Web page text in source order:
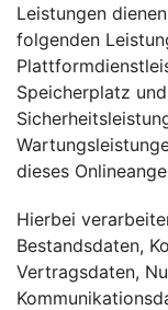
Leistungen
folgenden
Speicherplatz
dieses
Hierbei
Bestandsdaten,
Vertragsdaten,